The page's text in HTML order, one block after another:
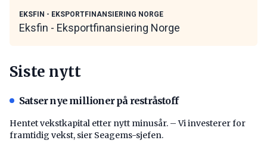
EKSFIN - EKSPORTFINANSIERING NORGE
Eksfin - Eksportfinansiering Norge
Siste nytt
Satser nye millioner på restråstoff
Hentet vekstkapital etter nytt minusår. – Vi investerer for
framtidig vekst, sier Seagems-sjefen.